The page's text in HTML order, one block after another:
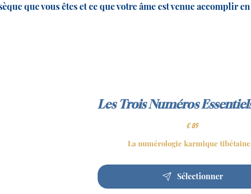
que vous êtes et ce que votre âme est venue accomplir
Les Trois Numéros
€ 85
La numérologie karmique
Sélectionner